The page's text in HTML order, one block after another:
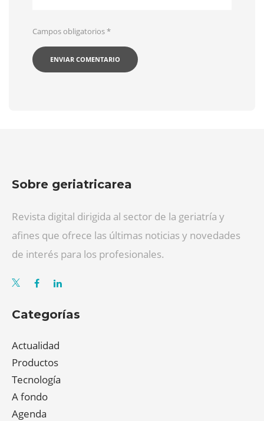
Campos obligatorios*
Sobre geriatricarea
Revista digital dirigida al sector de la geriatría y
afines que ofrece las últimas noticias y novedades
de interés para los profesionales.
Categorías
Actualidad
Productos
Tecnología
A fondo
Agenda